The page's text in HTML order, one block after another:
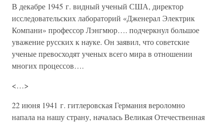
В декабре 1945 г. видный ученый США, директор
исследовательских лабораторий «Дженерал Электрик
Компани» профессор Лэнгмюр…. подчеркнул большое
уважение русских к науке. Он заявил, что советские
ученые превосходят ученых всего мира в отношении
многих процессов….
<…>
22 июня 1941 г. гитлеровская Германия вероломно
напала на нашу страну, началась Великая Отечественная